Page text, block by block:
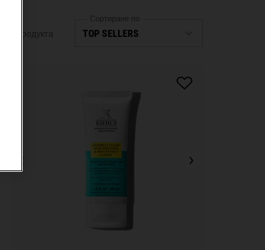
29 Продукта
Сортиране по